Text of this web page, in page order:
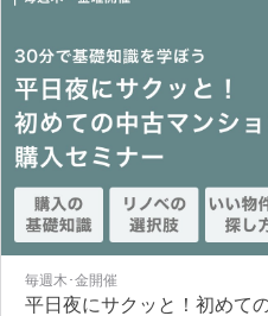
毎週木･金開催
平日夜にサクッと！初めて